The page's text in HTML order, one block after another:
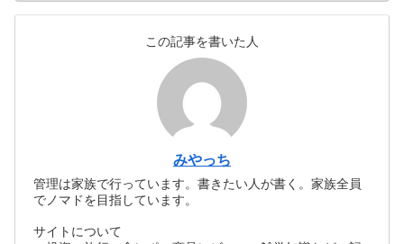
この記事を書いた人
みやっち
管理は家族で行っています。書きたい人が書く。家族全員
でノマドを目指しています。
サイトについて